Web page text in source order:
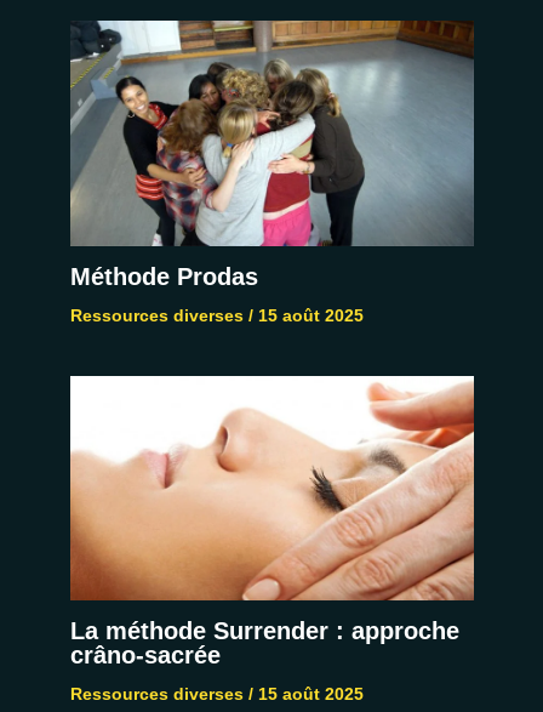
Méthode Prodas
Ressources diverses/ 15 août 2025
La méthode Surrender : approche
crâno-sacrée
Ressources diverses/ 15 août 2025